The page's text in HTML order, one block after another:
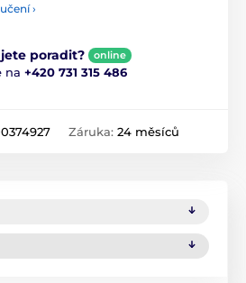
›
poradit? online
na +420 731 315 486
Záruka: 24 měsíců